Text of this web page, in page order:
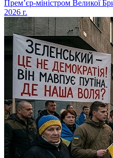
​Прем’єр-міністром Великої
2026 г.